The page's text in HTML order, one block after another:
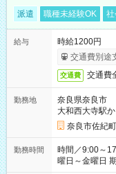
派遣 職種未経験OK
給与
時給1200円
交通費別途
交通費 交通費
勤務地
奈良県奈良市
大和西大寺駅
奈良市佐紀町
勤務時間
時間／9:00～